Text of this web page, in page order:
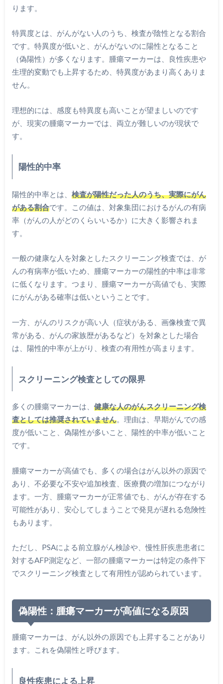
ります。
特異度とは、がんがない人のうち、検査が陰性となる割合
です。特異度が低いと、がんがないのに陽性となること
（偽陽性）が多くなります。腫瘍マーカーは、良性疾患や
生理的変動でも上昇するため、特異度があまり高くありま
せん。
理想的には、感度も特異度も高いことが望ましいのです
が、現実の腫瘍マーカーでは、両立が難しいのが現状で
す。
陽性的中率
陽性的中率とは、 検査が陽性だった人のうち、実際にがん
がある割合です。この値は、対象集団におけるがんの有病
率（がんの人がどのくらいいるか）に大きく影響されま
す。
一般の健康な人を対象としたスクリーニング検査では、が
んの有病率が低いため、腫瘍マーカーの陽性的中率は非常
に低くなります。つまり、腫瘍マーカーが高値でも、実際
にがんがある確率は低いということです。
一方、がんのリスクが高い人（症状がある、画像検査で異
常がある、がんの家族歴があるなど）を対象とした場合
は、陽性的中率が上がり、検査の有用性が高まります。
スクリーニング検査としての限界
多くの腫瘍マーカーは、 健康な人のがんスクリーニング検
査としては推奨されていません。理由は、早期がんでの感
度が低いこと、偽陽性が多いこと、陽性的中率が低いこと
です。
腫瘍マーカーが高値でも、多くの場合はがん以外の原因で
あり、不必要な不安や追加検査、医療費の増加につながり
ます。一方、腫瘍マーカーが正常値でも、がんが存在する
可能性があり、安心してしまうことで発見が遅れる危険性
もあります。
ただし、PSAによる前立腺がん検診や、慢性肝疾患患者に
対するAFP測定など、一部の腫瘍マーカーは特定の条件下
でスクリーニング検査として有用性が認められています。
偽陽性：腫瘍マーカーが高値になる原因
腫瘍マーカーは、がん以外の原因でも上昇することがあり
ます。これを偽陽性と呼びます。
良性疾患による上昇